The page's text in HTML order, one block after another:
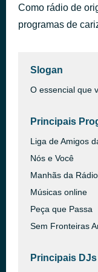
Como rádio de
programas de
Slogan
O essencial que
Principais
Liga de Amigos
Nós e Você
Manhãs da Rádio
Músicas online
Peça que Passa
Sem Fronteiras
Principais DJs